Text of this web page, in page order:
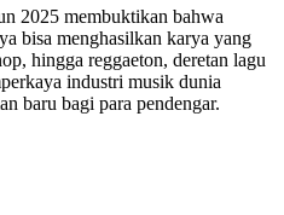
2025 membuktikan bahwa
bisa menghasilkan karya yang
hingga reggaeton, deretan lagu
industri musik dunia
baru bagi para pendengar.